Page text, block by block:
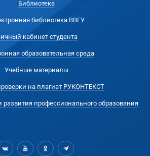
Библиотека
библиотека ВВГУ
кабинет студента
образовательная среда
Учебные материалы
на плагиат РУКОНТЕКСТ
развития профессионального образования